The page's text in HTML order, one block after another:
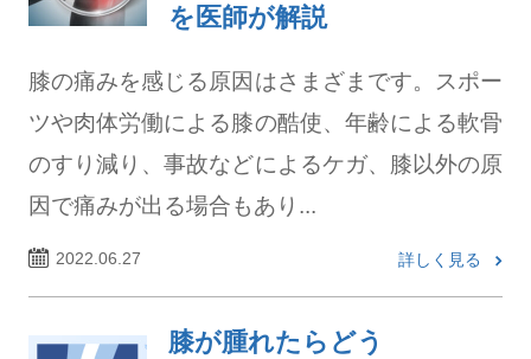
を医師が解説
膝の痛みを感じる原因はさまざまです。スポー
ツや肉体労働による膝の酷使、年齢による軟骨
のすり減り、事故などによるケガ、膝以外の原
因で痛みが出る場合もあり...
2022.06.27 詳しく見る
膝が腫れたらどう